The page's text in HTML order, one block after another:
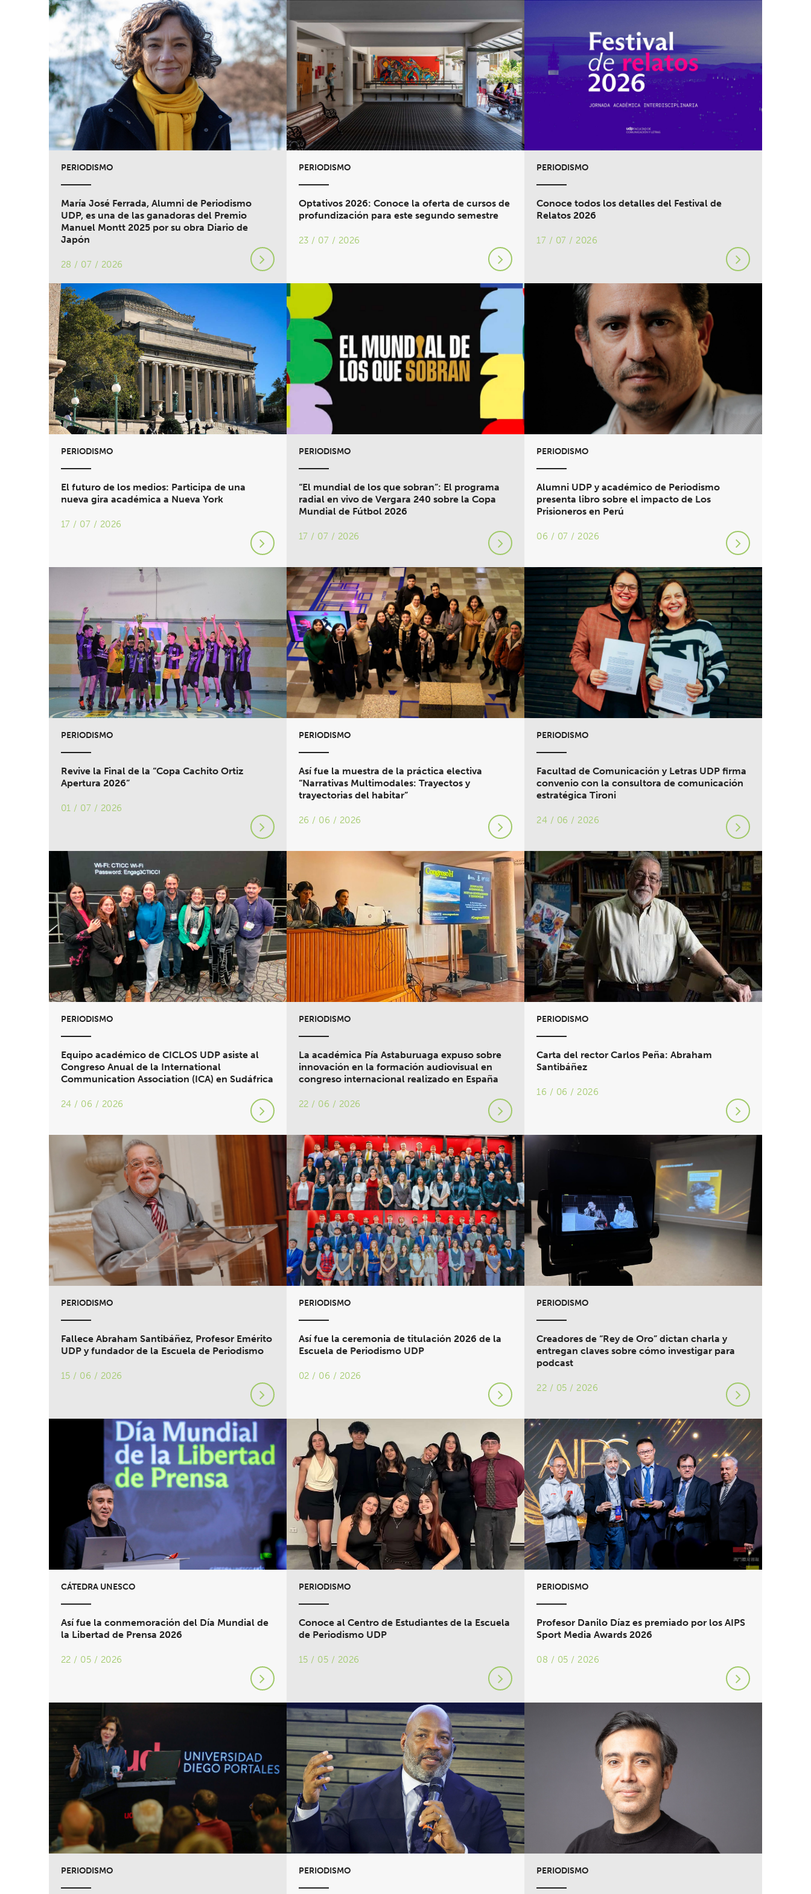
PERIODISMO
María José Ferrada, Alumni de Periodismo
UDP, es una de las ganadoras del Premio
Manuel Montt 2025 por su obra Diario de
Japón
28 / 07 / 2026
PERIODISMO
Optativos 2026: Conoce la oferta de cursos de
profundización para este segundo semestre
23 / 07 / 2026
PERIODISMO
Conoce todos los detalles del Festival de
Relatos 2026
17 / 07 / 2026
PERIODISMO
El futuro de los medios: Participa de una
nueva gira académica a Nueva York
17 / 07 / 2026
PERIODISMO
“El mundial de los que sobran”: El programa
radial en vivo de Vergara 240 sobre la Copa
Mundial de Fútbol 2026
17 / 07 / 2026
PERIODISMO
Alumni UDP y académico de Periodismo
presenta libro sobre el impacto de Los
Prisioneros en Perú
06 / 07 / 2026
PERIODISMO
Revive la Final de la “Copa Cachito Ortiz
Apertura 2026”
01 / 07 / 2026
PERIODISMO
Así fue la muestra de la práctica electiva
“Narrativas Multimodales: Trayectos y
trayectorias del habitar”
26 / 06 / 2026
PERIODISMO
Facultad de Comunicación y Letras UDP firma
convenio con la consultora de comunicación
estratégica Tironi
24 / 06 / 2026
PERIODISMO
Equipo académico de CICLOS UDP asiste al
Congreso Anual de la International
Communication Association (ICA) en Sudáfrica
24 / 06 / 2026
PERIODISMO
La académica Pía Astaburuaga expuso sobre
innovación en la formación audiovisual en
congreso internacional realizado en España
22 / 06 / 2026
PERIODISMO
Carta del rector Carlos Peña: Abraham
Santibáñez
16 / 06 / 2026
PERIODISMO
Fallece Abraham Santibáñez, Profesor Emérito
UDP y fundador de la Escuela de Periodismo
15 / 06 / 2026
PERIODISMO
Así fue la ceremonia de titulación 2026 de la
Escuela de Periodismo UDP
02 / 06 / 2026
PERIODISMO
Creadores de “Rey de Oro” dictan charla y
entregan claves sobre cómo investigar para
podcast
22 / 05 / 2026
CÁTEDRA UNESCO
Así fue la conmemoración del Día Mundial de
la Libertad de Prensa 2026
22 / 05 / 2026
PERIODISMO
Conoce al Centro de Estudiantes de la Escuela
de Periodismo UDP
15 / 05 / 2026
PERIODISMO
Profesor Danilo Díaz es premiado por los AIPS
Sport Media Awards 2026
08 / 05 / 2026
PERIODISMO PERIODISMO PERIODISMO